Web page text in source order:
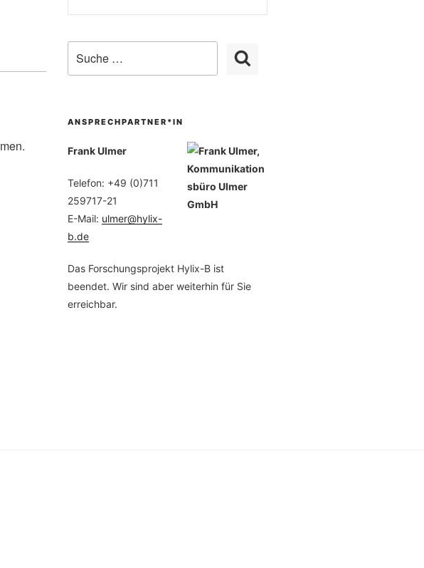
ANSPRECHPARTNER*IN
Frank Ulmer
Telefon: +49 (0)711
259717-21
E-Mail: ulmer@hylix-
b.de
Das Forschungsprojekt Hylix-B ist
beendet. Wir sind aber weiterhin für Sie
erreichbar.